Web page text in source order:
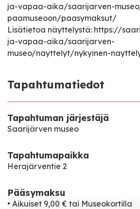
ja-vapaa-aika/saarijarven-
paamuseoon/paasymaksut/
Lisätietoa näyttelystä: https://
ja-vapaa-aika/saarijarven-
museo/nayttelyt/nykyinen-
Tapahtumatiedot
Tapahtuman järjestäjä
Saarijärven museo
Tapahtumapaikka
Herajärventie 2
Pääsymaksu
• Aikuiset 9,00 € tai Museokortilla